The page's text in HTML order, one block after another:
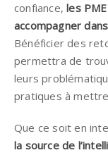
confiance,les
accompagner
Bénéficier des
permettra de
leurs
pratiques à
Que ce soit en
la source de